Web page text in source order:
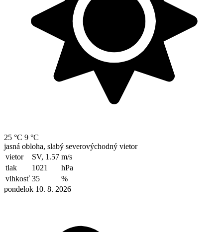
25 °C 9 °C
jasná obloha, slabý severovýchodný vietor
vietor
SV, 1.57 m/s
tlak
1021
hPa
vlhkosť 35
%
pondelok 10. 8. 2026